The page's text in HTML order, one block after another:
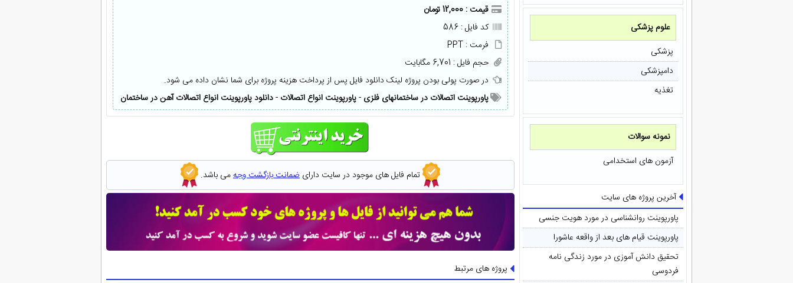
علوم پزشکی
پزشکی
دامپزشکی
تغذیه
نمونه سوالات
آزمون های استخدامی
آخرین پروژه های سایت
پاورپوینت روانشناسی در مورد هویت جنسی
پاورپوینت قیام های بعد از واقعه عاشورا
تحقیق دانش آموزی در مورد زندگی نامه
فردوسی
قیمت : 12,000 تومان
کد فایل : 586
فرمت : PPT
حجم فایل : 6,701 مگابایت
در صورت پولی بودن پروژه لینک دانلود فایل پس از پرداخت هزینه پروژه برای شما نشان داده می شود.
پاورپوینت اتصالات در ساختمانهای فلزی -پاورپوینت انواع اتصالات -دانلود پاورپوینت انواع اتصالات آهن در ساختمان
تمام فایل های موجود در سایت دارای ضمانت بازگشت وجهمی باشد.
پروژه های مرتبط